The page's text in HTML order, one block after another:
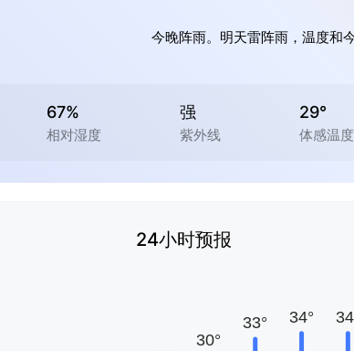
今晚阵雨。明天雷阵雨，温度和
67%
相对湿度
强
紫外线
29°
体感温度
24小时预报